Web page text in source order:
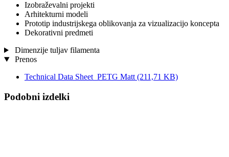
Izobraževalni projekti
Arhitekturni modeli
Prototip industrijskega oblikovanja za vizualizacijo koncepta
Dekorativni predmeti
Dimenzije tuljav filamenta
Prenos
Technical Data Sheet_PETG Matt (211,71 KB)
Podobni izdelki